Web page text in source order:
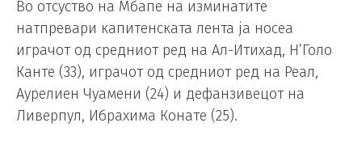
Во отсуство на Мбапе на изминатите
натпревари капитенската лента ја носеа
играчот од средниот ред на Ал-Итихад, Н’Голо
Канте (33), играчот од средниот ред на Реал,
Аурелиен Чуамени (24) и дефанзивецот на
Ливерпул, Ибрахима Конате (25).